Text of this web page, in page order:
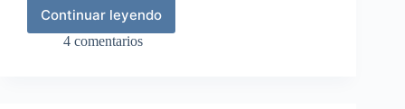
Continuar leyendo
Jehová
y
4 comentarios